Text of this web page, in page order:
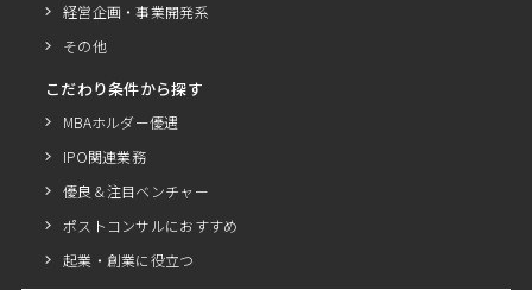
経営企画・事業開発系
その他
こだわり条件から探す
MBAホルダー優遇
IPO関連業務
優良＆注目ベンチャー
ポストコンサルにおすすめ
起業・創業に役立つ